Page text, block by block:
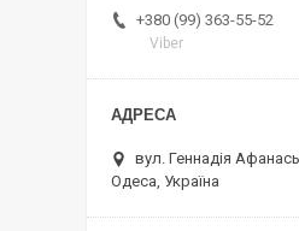
+380 (99) 363-55-52
Viber
вул. Геннадія
Одеса, Україна